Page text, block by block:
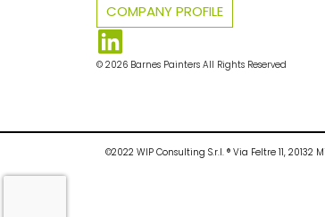
COMPANY PROFILE
© 2026 Barnes Painters All Rights Reserved
©2022 WIP Consulting S.r.l. ® Via Feltre 11,